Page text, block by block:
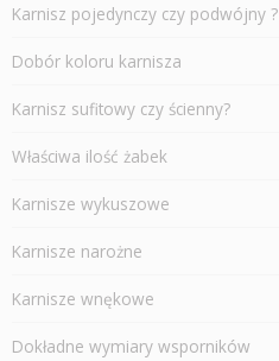
Karnisz pojedynczy czy podwójny ?
Dobór koloru karnisza
Karnisz sufitowy czy ścienny?
Właściwa ilość żabek
Karnisze wykuszowe
Karnisze narożne
Karnisze wnękowe
Dokładne wymiary wsporników